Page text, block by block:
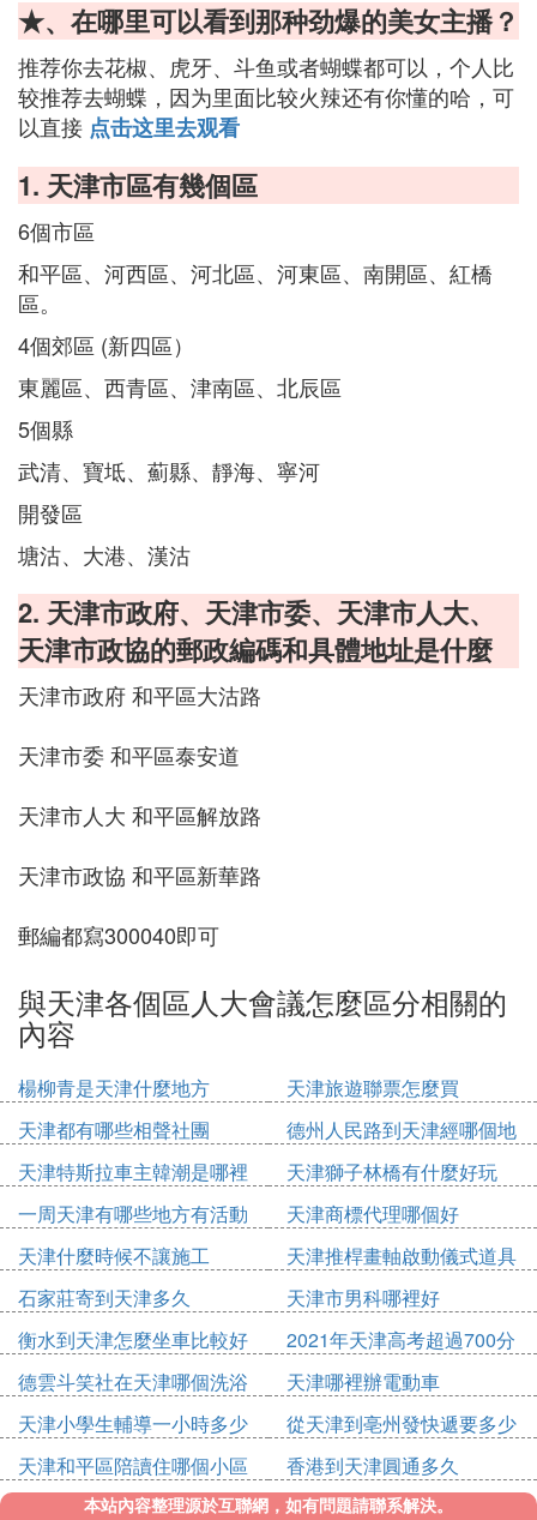
★、在哪里可以看到那种劲爆的美女主播？
推荐你去花椒、虎牙、斗鱼或者蝴蝶都可以，个人比
较推荐去蝴蝶，因为里面比较火辣还有你懂的哈，可
以直接 点击这里去观看
1. 天津市區有幾個區
6個市區
和平區、河西區、河北區、河東區、南開區、紅橋
區。
4個郊區 (新四區）
東麗區、西青區、津南區、北辰區
5個縣
武清、寶坻、薊縣、靜海、寧河
開發區
塘沽、大港、漢沽
2. 天津市政府、天津市委、天津市人大、
天津市政協的郵政編碼和具體地址是什麼
天津市政府 和平區大沽路
天津市委 和平區泰安道
天津市人大 和平區解放路
天津市政協 和平區新華路
郵編都寫300040即可
與天津各個區人大會議怎麼區分相關的
內容
楊柳青是天津什麼地方
天津旅遊聯票怎麼買
天津都有哪些相聲社團
德州人民路到天津經哪個地
方
天津特斯拉車主韓潮是哪裡
天津獅子林橋有什麼好玩
一周天津有哪些地方有活動
天津商標代理哪個好
天津什麼時候不讓施工
天津推桿畫軸啟動儀式道具
多少錢
石家莊寄到天津多久
天津市男科哪裡好
衡水到天津怎麼坐車比較好
2021年天津高考超過700分
的有多少
德雲斗笑社在天津哪個洗浴
天津哪裡辦電動車
天津小學生輔導一小時多少
錢
從天津到亳州發快遞要多少
錢
天津和平區陪讀住哪個小區
好
香港到天津圓通多久
本站內容整理源於互聯網，如有問題請聯系解決。